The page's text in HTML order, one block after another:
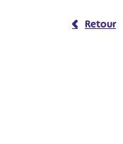
Retour